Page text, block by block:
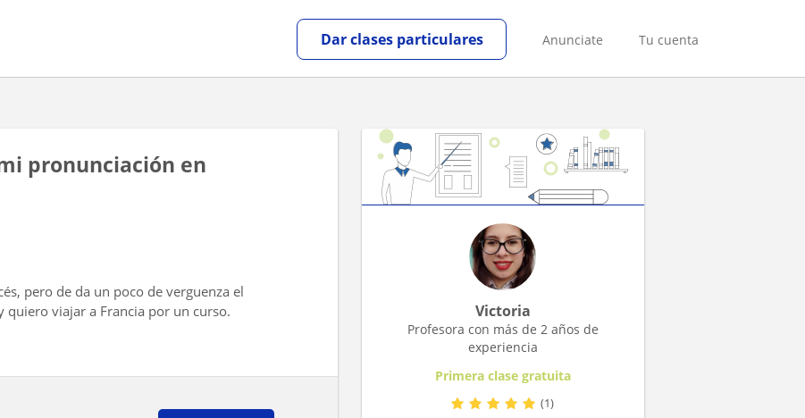
Anunciate Tu cuenta
Dar clases particulares
pronunciación en
pero de da un poco de verguenza el
quiero viajar a Francia por un curso.
Victoria
Profesora con más de 2 años de
experiencia
Primera clase gratuita
(1)